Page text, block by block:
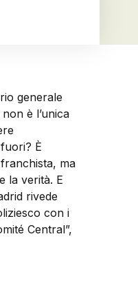
generale
è l’unica
È
ma
la verità. E
rivede
con i
Central”,